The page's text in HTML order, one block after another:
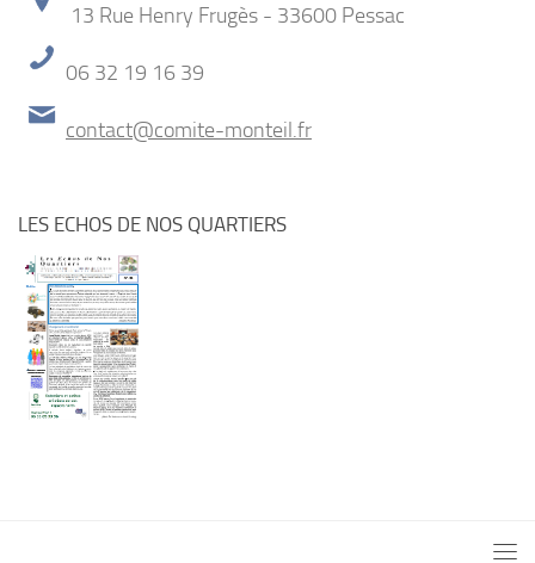
13 Rue Henry Frugès - 33600 Pessac
06 32 19 16 39
contact@comite-monteil.fr
LES ECHOS DE NOS QUARTIERS